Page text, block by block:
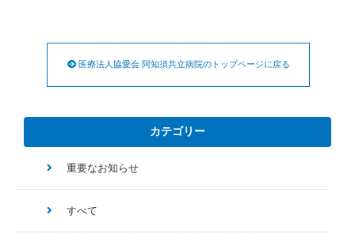
医療法人協愛会 阿知須共立病院のトップページに戻る
カテゴリー
重要なお知らせ
すべて